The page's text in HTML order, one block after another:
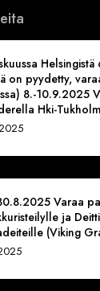
on pyydetty,
8.-10.9.2025
Hki-
Varaa
ja
(Viking